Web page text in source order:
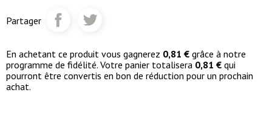
Partager
En achetant ce produit vous gagnerez 0,81 € grâce à notre
programme de fidélité. Votre panier totalisera 0,81 € qui
pourront être convertis en bon de réduction pour un prochain
achat.